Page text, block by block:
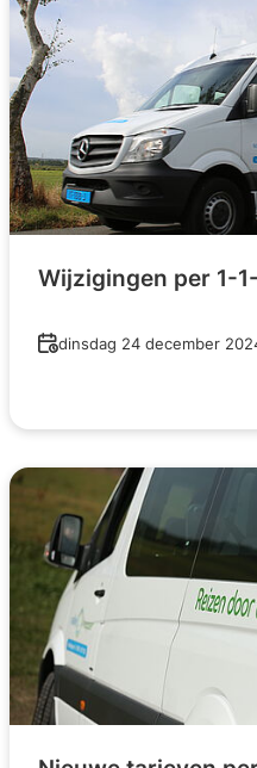
Wijzigingen per 1-
Datum
dinsdag 24 december